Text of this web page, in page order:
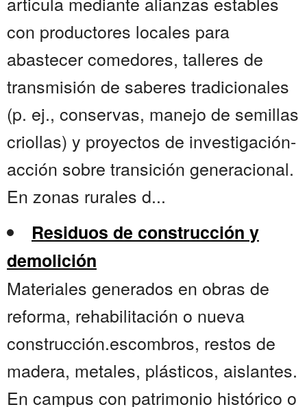
con productores locales para
abastecer comedores, talleres de
transmisión de saberes tradicionales
(p. ej., conservas, manejo de semillas
criollas) y proyectos de investigación-
acción sobre transición generacional.
En zonas rurales d...
Residuos de construcción y
demolición
Materiales generados en obras de
reforma, rehabilitación o nueva
construcción.escombros, restos de
madera, metales, plásticos, aislantes.
En campus con patrimonio histórico o